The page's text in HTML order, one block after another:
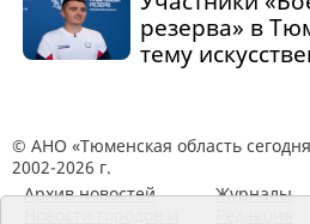
резерва» в
тему
© АНО «Тюменская область
2002-2026 г.
Архив новостей
Журналы